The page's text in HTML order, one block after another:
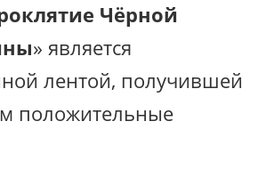
Чёрной
» является
лентой, получившей
положительные